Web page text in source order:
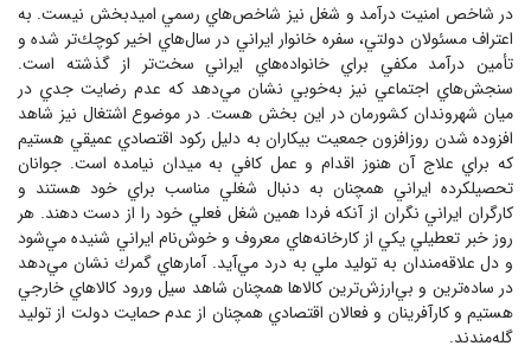
در شاخص امنيت درآمد و شغل نيز شاخص‌هاي رسمي اميدبخش نيست. به
اعتراف مسئولان دولتي، سفره خانوار ايراني در سال‌هاي اخير كوچك‌تر شده و
تأمين درآمد مكفي براي خانواده‌هاي ايراني سخت‌تر از گذشته است.
سنجش‌هاي اجتماعي نيز به‌خوبي نشان مي‌دهد كه عدم رضايت جدي در
ميان شهروندان كشورمان در اين بخش هست. در موضوع اشتغال نيز شاهد
افزوده شدن روزافزون جمعيت بيكاران به دليل ركود اقتصادي عميقي هستيم
كه براي علاج آن هنوز اقدام و عمل كافي به ميدان نيامده است. جوانان
تحصيلكرده ايراني همچنان به دنبال شغلي مناسب براي خود هستند و
كارگران ايراني نگران از آنكه فردا همين شغل فعلي خود را از دست دهند. هر
روز خبر تعطيلي يكي از كارخانه‌هاي معروف و خوش‌نام ايراني شنيده مي‌شود
و دل علاقه‌مندان به توليد ملي به درد مي‌آيد. آمارهاي گمرك نشان مي‌دهد
در ساده‌ترين و بي‌ارزش‌ترين كالاها همچنان شاهد سيل ورود كالاهاي خارجي
هستيم و كارآفرينان و فعالان اقتصادي همچنان از عدم ‌حمايت دولت از توليد
گله‌مندند.